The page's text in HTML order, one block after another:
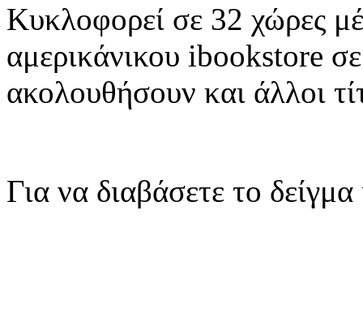
Kυκλοφορεί σε 32 χώρες
αμερικάνικου ibookstore
ακολουθήσουν και άλλοι
Για να διαβάσετε το